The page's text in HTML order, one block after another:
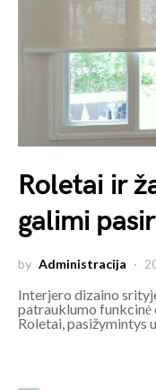
Roletai ir
galimi
by Administracija
Interjero dizaino
patrauklumo funkcinė
Roletai, pasižymintys